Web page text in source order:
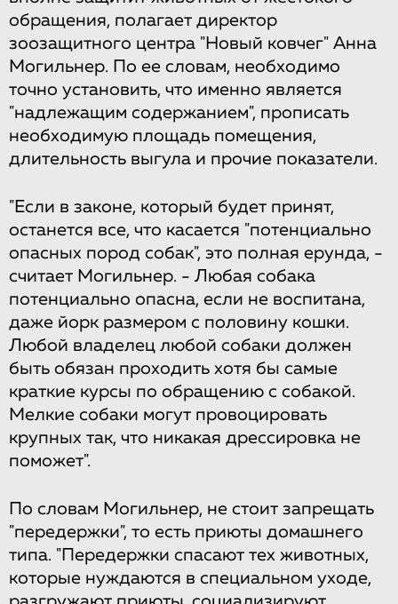
обращения,​ ​полагает​ ​директор​ ​
зоозащитного​ ​центра​ ​"Новый​ ​ковчег"​ ​Анна​ ​
Могильнер. По​ ​ее​ ​словам,​ ​необходимо​ ​
точно​ ​установить,​ ​что​ ​именно​ ​является​ ​
"надлежащим содержанием",​ ​прописать​ ​
необходимую​ ​площадь​ ​помещения,​ ​
длительность​ ​выгула​ ​и прочие​ ​показатели.
​"Если​ ​в​ ​законе,​ ​который​ ​будет​ ​принят,​ ​
останется​ ​все,​ ​что​ ​касается "потенциально​ ​
опасных​ ​пород​ ​собак",​ ​это​ ​полная​ ​ерунда,​ ​-​ ​
считает​ ​Могильнер.​ ​- Любая​ ​собака​ ​
потенциально​ ​опасна,​ ​если​ ​не​ ​воспитана,​ ​
даже​ ​йорк​ ​размером​ ​с половину​ ​кошки.​ ​
Любой​ ​владелец​ ​любой​ ​собаки​ ​должен​ ​
быть​ ​обязан​ ​проходить​ ​хотя бы​ ​самые​ ​
краткие​ ​курсы​ ​по​ ​обращению​ ​с​ ​собакой.​ ​
Мелкие​ ​собаки​ ​могут​ ​провоцировать
крупных​ ​так,​ ​что​ ​никакая​ ​дрессировка​ ​не​ ​
поможет".
По​ ​словам​ ​Могильнер,​ ​не​ ​стоит​ ​запрещать​ ​
"передержки",​ ​то​ ​есть​ ​приюты домашнего​ ​
типа.​ ​"Передержки​ ​спасают​ ​тех​ ​животных,​ ​
которые​ ​нуждаются​ ​в специальном​ ​уходе,​ ​